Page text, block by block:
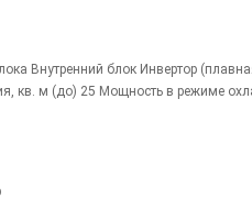
Внутренний блок Инвертор
кв. м (до) 25 Мощность в режиме